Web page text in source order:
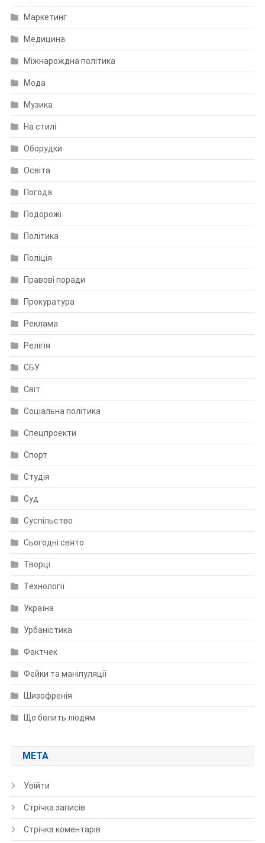
Маркетинг
Медицина
Міжнарождна політика
Мода
Музика
На стилі
Оборудки
Освіта
Погода
Подорожі
Політика
Поліція
Правові поради
Прокуратура
Реклама
Релігія
СБУ
Світ
Соціальна політика
Спецпроекти
Спорт
Студія
Суд
Суспільство
Сьогодні свято
Творці
Технології
Україна
Урбаністика
Фактчек
Фейки та маніпуляції
Шизофренія
Що болить людям
МЕТА
Увійти
Стрічка записів
Стрічка коментарів